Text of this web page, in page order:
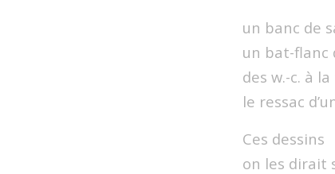
un banc de
un bat-flanc
des w.-c. à
le ressac
Ces dessins
on les dirait